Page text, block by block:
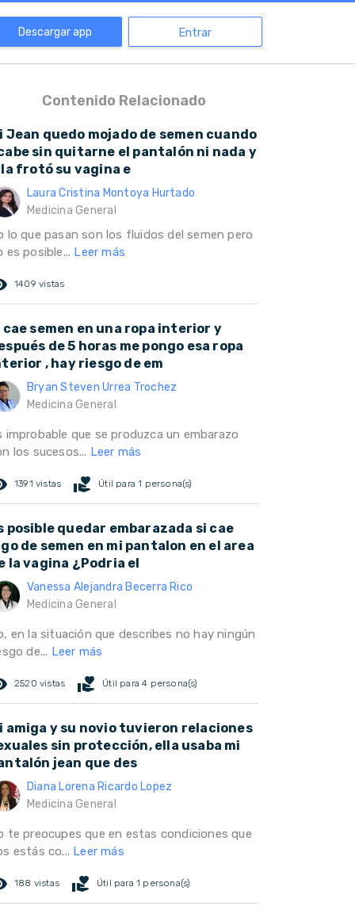
Descargar app Entrar
Contenido Relacionado
Jean quedo mojado de semen cuando
sin quitarne el pantalón ni nada y
frotó su vagina e
Laura Cristina Montoya Hurtado
Medicina General
lo que pasan son los fluidos del semen pero
es posible... Leer más
1409 vistas
cae semen en una ropa interior y
de 5 horas me pongo esa ropa
, hay riesgo de em
Bryan Steven Urrea Trochez
Medicina General
improbable que se produzca un embarazo
los sucesos... Leer más
1391 vistas volunteer_activism Útil para 1 persona(s)
posible quedar embarazada si cae
de semen en mi pantalon en el area
la vagina ¿Podria el
Vanessa Alejandra Becerra Rico
Medicina General
en la situación que describes no hay ningún
de... Leer más
2520 vistas volunteer_activism Útil para 4 persona(s)
amiga y su novio tuvieron relaciones
sin protección, ella usaba mi
jean que des
Diana Lorena Ricardo Lopez
Medicina General
te preocupes que en estas condiciones que
estás co... Leer más
188 vistas volunteer_activism Útil para 1 persona(s)